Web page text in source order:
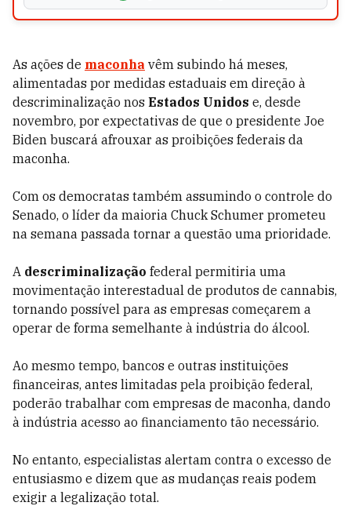
As ações de maconha vêm subindo há meses,
alimentadas por medidas estaduais em direção à
descriminalização nos Estados Unidos e, desde
novembro, por expectativas de que o presidente Joe
Biden buscará afrouxar as proibições federais da
maconha.
Com os democratas também assumindo o controle do
Senado, o líder da maioria Chuck Schumer prometeu
na semana passada tornar a questão uma prioridade.
A descriminalização federal permitiria uma
movimentação interestadual de produtos de cannabis,
tornando possível para as empresas começarem a
operar de forma semelhante à indústria do álcool.
Ao mesmo tempo, bancos e outras instituições
financeiras, antes limitadas pela proibição federal,
poderão trabalhar com empresas de maconha, dando
à indústria acesso ao financiamento tão necessário.
No entanto, especialistas alertam contra o excesso de
entusiasmo e dizem que as mudanças reais podem
exigir a legalização total.